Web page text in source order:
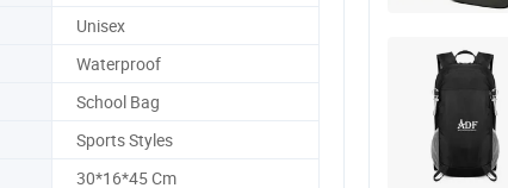
Unisex
Waterproof
School Bag
Sports Styles
30*16*45 Cm